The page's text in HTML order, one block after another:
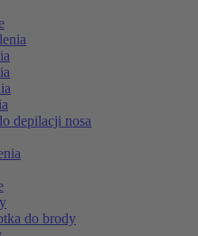
depilacji nosa
do brody